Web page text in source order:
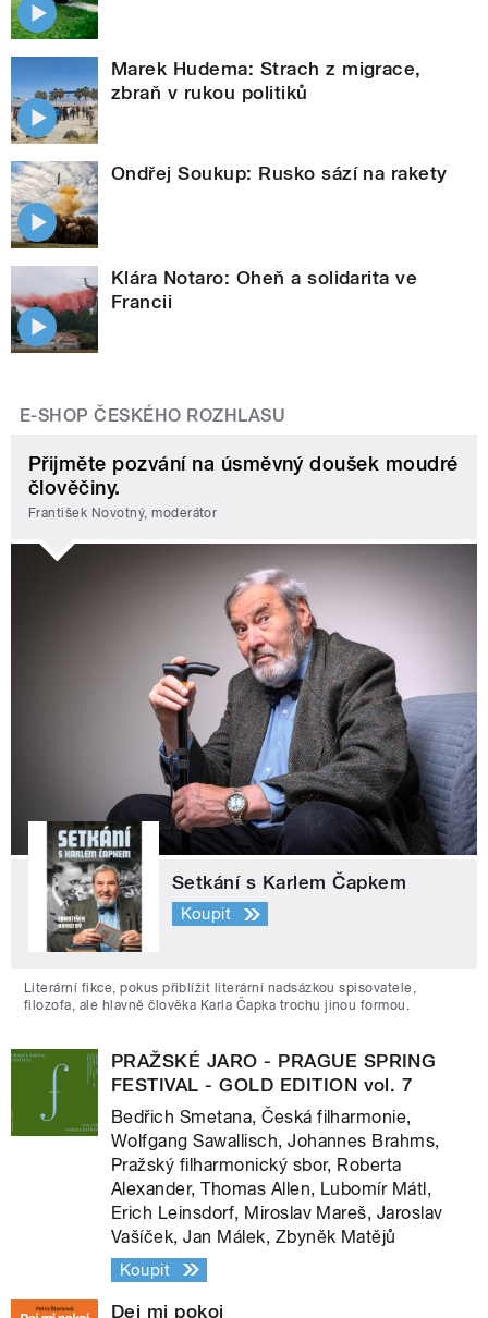
Marek Hudema: Strach z migrace,
zbraň v rukou politiků
Ondřej Soukup: Rusko sází na rakety
Klára Notaro: Oheň a solidarita ve
Francii
E-SHOP ČESKÉHO ROZHLASU
Přijměte pozvání na úsměvný doušek moudré
člověčiny.
František Novotný, moderátor
Setkání s Karlem Čapkem
Koupit
Literární fikce, pokus přiblížit literární nadsázkou spisovatele,
filozofa, ale hlavně člověka Karla Čapka trochu jinou formou.
PRAŽSKÉ JARO - PRAGUE SPRING
FESTIVAL - GOLD EDITION vol. 7
Bedřich Smetana, Česká filharmonie,
Wolfgang Sawallisch, Johannes Brahms,
Pražský filharmonický sbor, Roberta
Alexander, Thomas Allen, Lubomír Mátl,
Erich Leinsdorf, Miroslav Mareš, Jaroslav
Vašíček, Jan Málek, Zbyněk Matějů
Koupit
Dej mi pokoj